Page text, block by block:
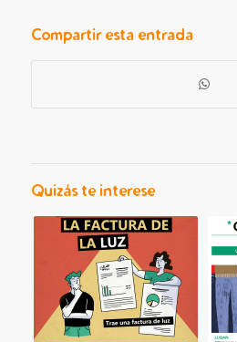
Compartir esta entrada
Quizás te interese